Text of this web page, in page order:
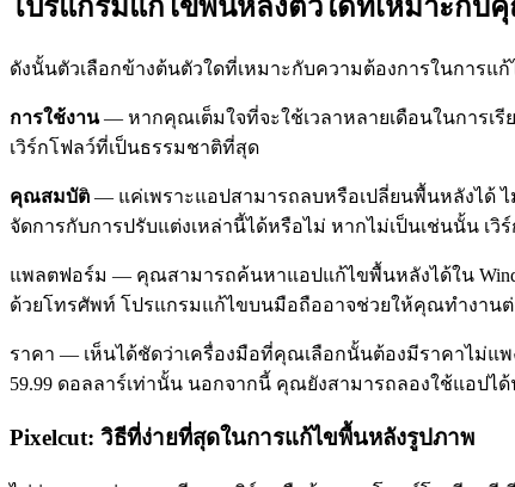
โปรแกรมแก้ไขพื้นหลังตัวใดที่เหมาะกับ
ดังนั้นตัวเลือกข้างต้นตัวใดที่เหมาะกับความต้องการในการ
การใช้งาน— หากคุณเต็มใจที่จะใช้เวลาหลายเดือนในการเ
เวิร์กโฟลว์ที่เป็นธรรมชาติที่สุด
คุณสมบัต — แค่เพราะแอปสามารถลบหรือเปลี่ยนพื้นหลังได้
จัดการกับการปรับแต่งเหล่านี้ได้หรือไม่ หากไม่เป็นเช่นนั้น เ
แพลตฟอร์ม — คุณสามารถค้นหาแอปแก้ไขพื้นหลังได้ใน
ด้วยโทรศัพท์ โปรแกรมแก้ไขบนมือถืออาจช่วยให้คุณทำงานต่
ราคา — เห็นได้ชัดว่าเครื่องมือที่คุณเลือกนั้นต้องมีราคาไม่แพ
59.99 ดอลลาร์เท่านั้น นอกจากนี้ คุณยังสามารถลองใช้แอปได้
Pixelcut: วิธีที่ง่ายที่สุดในการแก้ไขพื้นหลังรูปภาพ